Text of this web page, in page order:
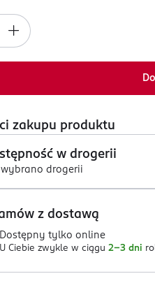
zakupu produktu
w drogerii
wybrano drogerii
z dostawą
Dostępny tylko online
U Ciebie zwykle w ciągu 2-3 dni